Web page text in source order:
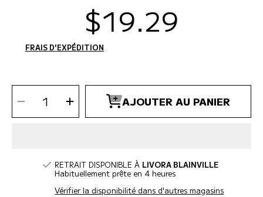
Prix
$19.29
FRAIS D'EXPÉDITION
SÉLECTIONNEZ
QUANTITÉ
Diminuer
la
quantité
pour
jouet
pour
chien
Augmenter
la
quantité
pour
Kai
L
jouet
pour
chien
AJOUTER AU PANIER
RETRAIT DISPONIBLE À LIVORA BLAINVILLE
Habituellement prête en 4 heures
Vérifier la disponibilité dans d'autres magasins